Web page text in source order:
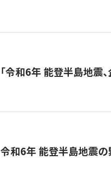
「令和6年 能登半島地震
令和6年 能登半島地震の